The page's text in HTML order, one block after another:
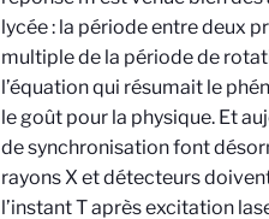
lycée : la période entre deux
multiple de la période de
l’équation qui résumait le
le goût pour la physique. Et
de synchronisation font
rayons X et détecteurs
l’instant T après excitation